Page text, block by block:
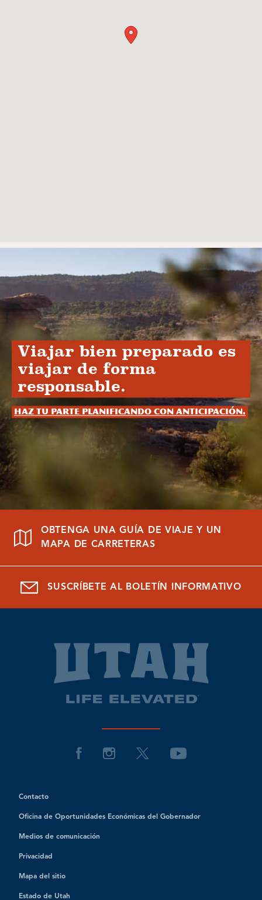
Viajar bien preparado es
viajar de forma
responsable.
Haz tu parte planificando con anticipación.
OBTENGA UNA GUÍA DE VIAJE Y UN
MAPA DE CARRETERAS
SUSCRÍBETE AL BOLETÍN INFORMATIVO
Contacto
Oficina de Oportunidades Económicas del Gobernador
Medios de comunicación
Privacidad
Mapa del sitio
Estado de Utah